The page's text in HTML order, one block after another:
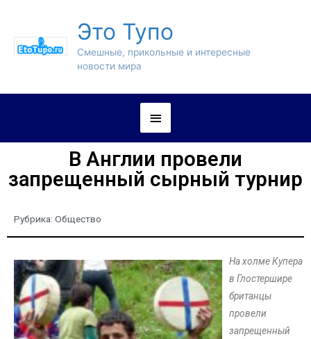
Это Тупо
Смешные, прикольные и интересные
новости мира
В Англии провели
запрещенный сырный турнир
Рубрика: Общество
На холме Купера
в Глостершире
британцы
провели
запрещенный